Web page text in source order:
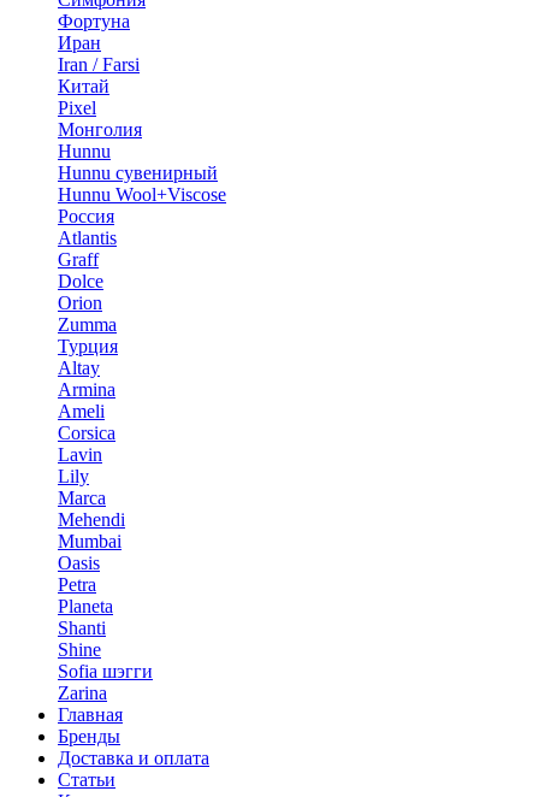
Фортуна
Иран
Iran / Farsi
Китай
Pixel
Монголия
Hunnu
Hunnu сувенирный
Hunnu Wool+Viscose
Россия
Atlantis
Graff
Dolce
Orion
Zumma
Турция
Altay
Armina
Ameli
Corsica
Lavin
Lily
Marca
Mehendi
Mumbai
Oasis
Petra
Planeta
Shanti
Shine
Sofia шэгги
Zarina
Главная
Бренды
Доставка и оплата
Статьи